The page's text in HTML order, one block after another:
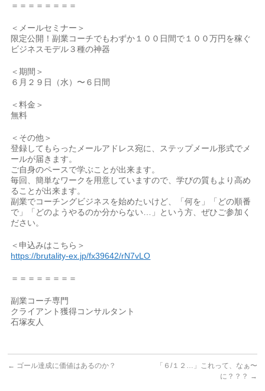
＝＝＝＝＝＝＝＝
＜メールセミナー＞
限定公開！副業コーチでもわずか１００日間で１００万円を稼ぐ
ビジネスモデル３種の神器
＜期間＞
６月２９日（水）〜６日間
＜料金＞
無料
＜その他＞
登録してもらったメールアドレス宛に、ステップメール形式でメ
ールが届きます。
ご自身のペースで学ぶことが出来ます。
毎回、簡単なワークを用意していますので、学びの質もより高め
ることが出来ます。
副業でコーチングビジネスを始めたいけど、「何を」「どの順番
で」「どのようやるのか分からない…」という方、ぜひご参加く
ださい。
＜申込みはこちら＞
https://brutality-ex.jp/fx39642/rN7vLO
＝＝＝＝＝＝＝＝
副業コーチ専門
クライアント獲得コンサルタント
石塚友人
← ゴール達成に価値はあるのか？
「６/１２…」これって、なぁ〜
に？？？ →